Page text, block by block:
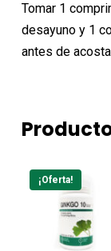
Tomar 1
desayuno y 1
antes de
¡Oferta!